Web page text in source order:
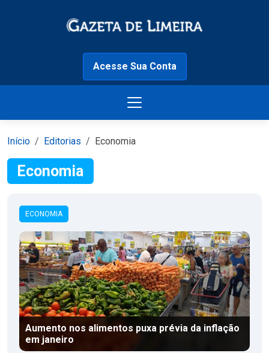
Acesse Sua Conta
Início Editorias Economia
Economia
ECONOMIA
Aumento nos alimentos puxa prévia da inflação
em janeiro